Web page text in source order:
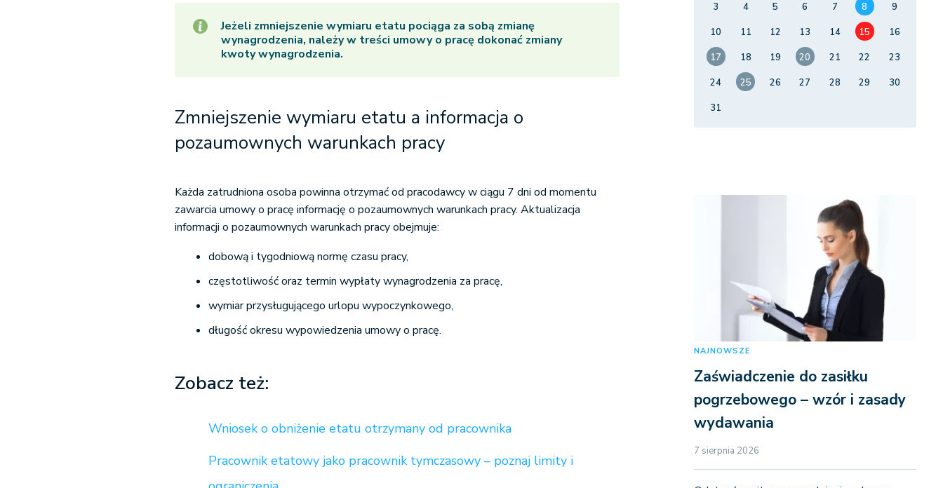
Jeżeli zmniejszenie wymiaru etatu pociąga za sobą zmianę
wynagrodzenia, należy w treści umowy o pracę dokonać zmiany
kwoty wynagrodzenia.
Zmniejszenie wymiaru etatu a informacja o
pozaumownych warunkach pracy
Każda zatrudniona osoba powinna otrzymać od pracodawcy w ciągu 7 dni od momentu
zawarcia umowy o pracę informację o pozaumownych warunkach pracy. Aktualizacja
informacji o pozaumownych warunkach pracy obejmuje:
dobową i tygodniową normę czasu pracy,
częstotliwość oraz termin wypłaty wynagrodzenia za pracę,
wymiar przysługującego urlopu wypoczynkowego,
długość okresu wypowiedzenia umowy o pracę.
Zobacz też:
Wniosek o obniżenie etatu otrzymany od pracownika
Pracownik etatowy jako pracownik tymczasowy – poznaj limity i
3
4 5 6 7 8
9
10
11 12 13 14 15
16
17
18 19 20 21 22
23
24
25 26 27 28 29
30
31
NAJNOWSZE
Zaświadczenie do zasiłku
pogrzebowego – wzór i zasady
wydawania
7 sierpnia 2026